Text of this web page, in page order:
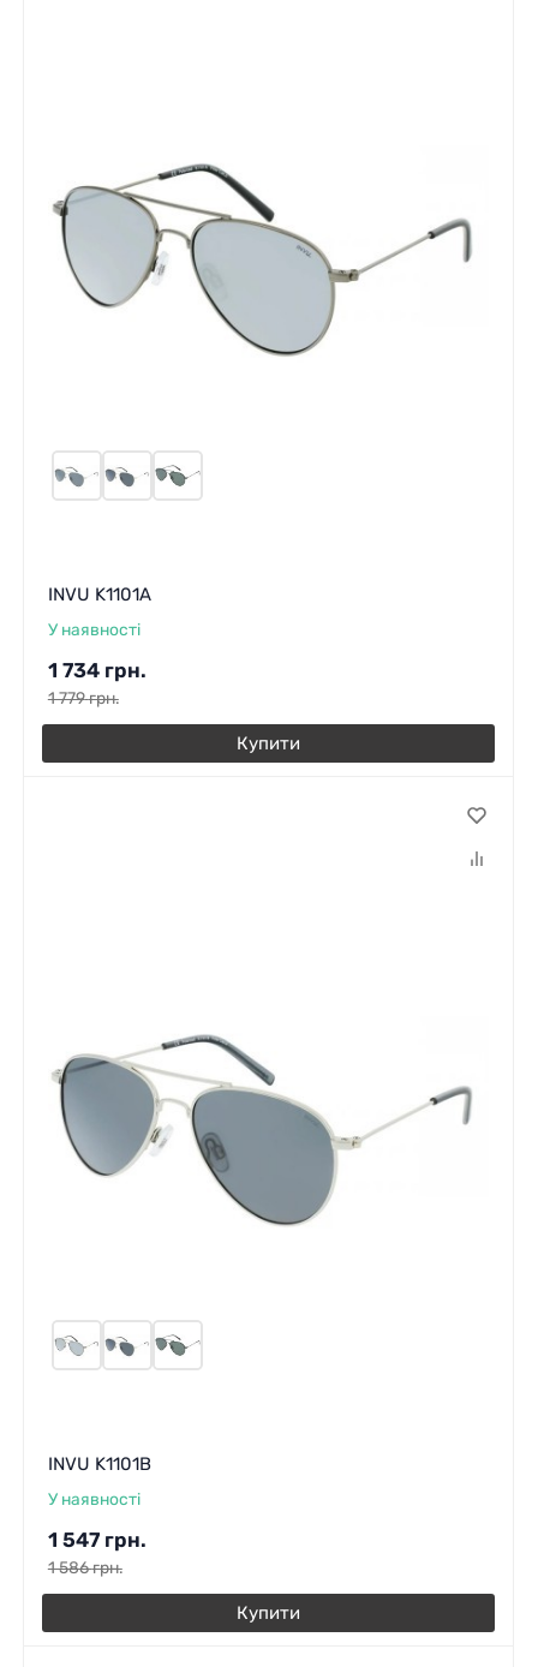
INVU K1101A
У наявності
1 734 грн.
1 779грн.
Купити
INVU K1101B
У наявності
1 547 грн.
1 586грн.
Купити